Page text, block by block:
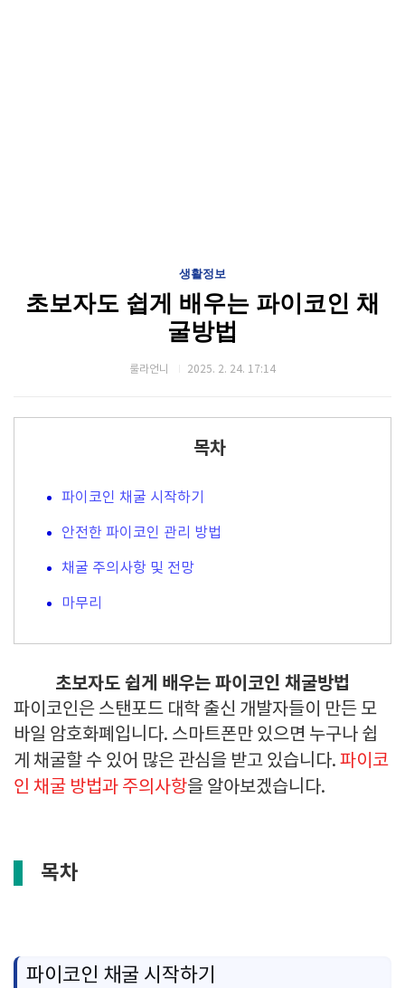
생활정보
초보자도 쉽게 배우는 파이코인 채
굴방법
룰라언니 2025. 2. 24. 17:14
목차
파이코인 채굴 시작하기
안전한 파이코인 관리 방법
채굴 주의사항 및 전망
마무리
초보자도 쉽게 배우는 파이코인 채굴방법
파이코인은 스탠포드 대학 출신 개발자들이 만든 모
바일 암호화폐입니다. 스마트폰만 있으면 누구나 쉽
게 채굴할 수 있어 많은 관심을 받고 있습니다. 파이코
인 채굴 방법과 주의사항을 알아보겠습니다.
목차
파이코인 채굴 시작하기